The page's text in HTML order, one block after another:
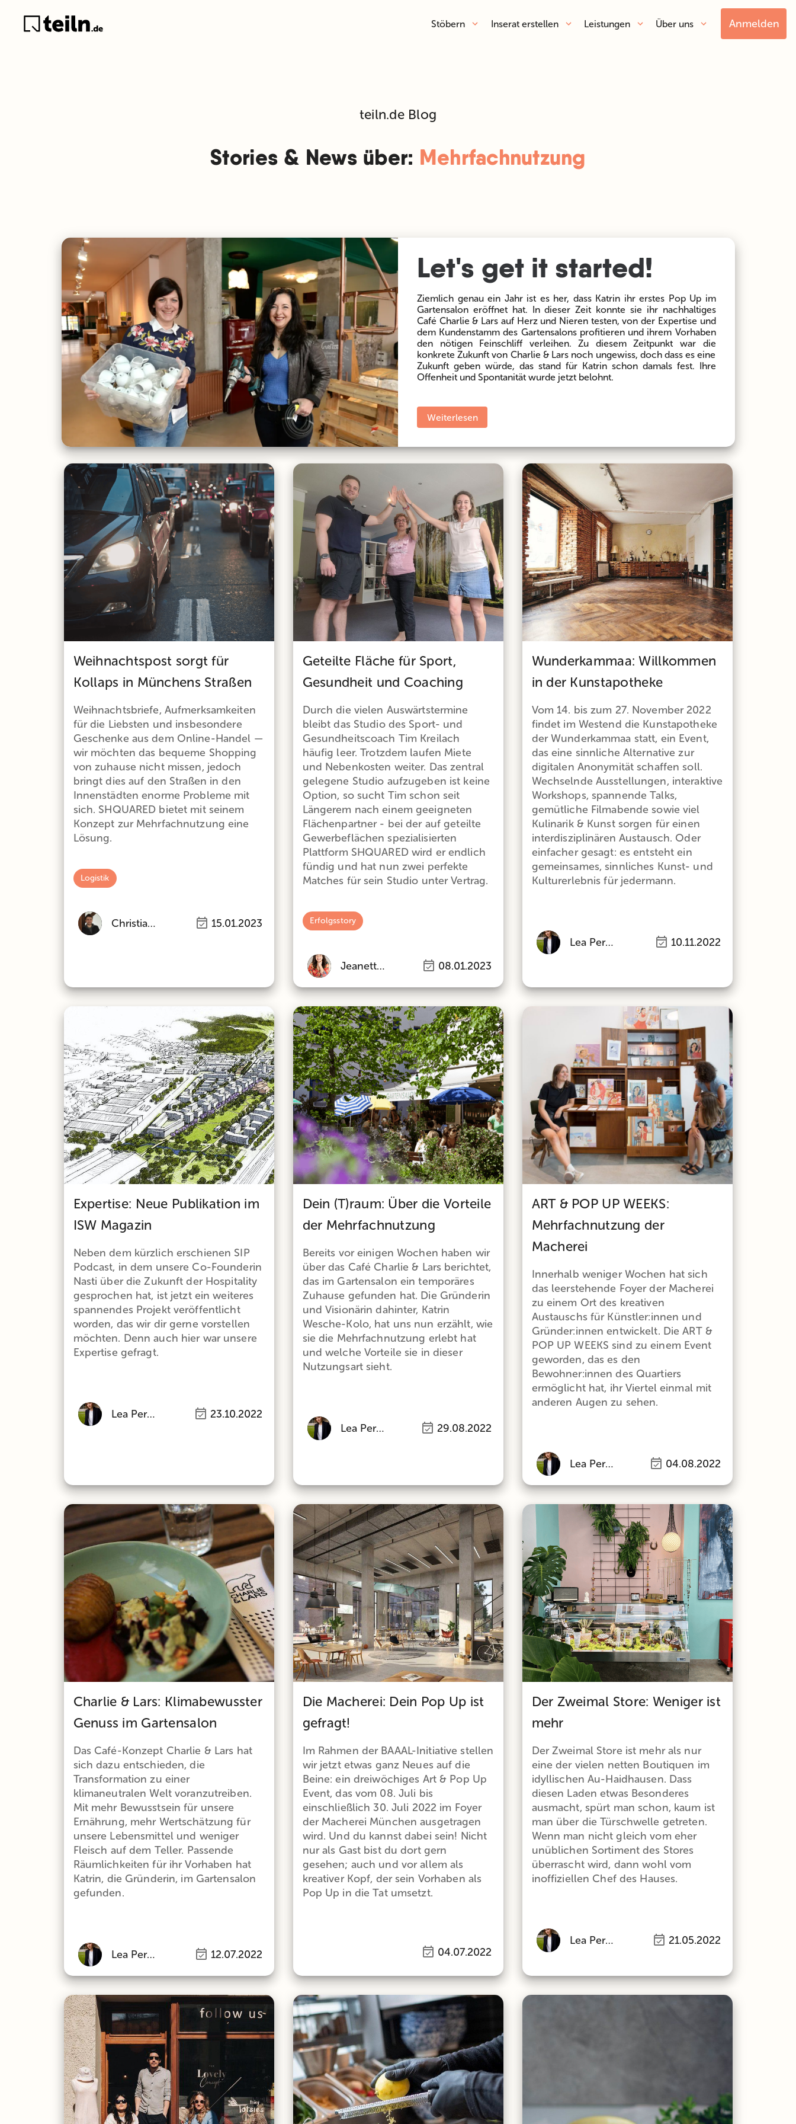
Stöbern Inserat erstellen Leistungen Über uns Anmelden
teiln.de Blog
Stories & News über: Mehrfachnutzung
Let's get it started!
Ziemlich genau ein Jahr ist es her, dass Katrin ihr erstes Pop Up im
Gartensalon eröffnet hat. In dieser Zeit konnte sie ihr nachhaltiges
Café Charlie & Lars auf Herz und Nieren testen, von der Expertise und
dem Kundenstamm des Gartensalons profitieren und ihrem Vorhaben
den nötigen Feinschliff verleihen. Zu diesem Zeitpunkt war die
konkrete Zukunft von Charlie & Lars noch ungewiss, doch dass es eine
Zukunft geben würde, das stand für Katrin schon damals fest. Ihre
Offenheit und Spontanität wurde jetzt belohnt.
Weiterlesen
Weihnachtspost sorgt für
Kollaps in Münchens Straßen
Weihnachtsbriefe, Aufmerksamkeiten
für die Liebsten und insbesondere
Geschenke aus dem Online-Handel —
wir möchten das bequeme Shopping
von zuhause nicht missen, jedoch
bringt dies auf den Straßen in den
Innenstädten enorme Probleme mit
sich. SHQUARED bietet mit seinem
Konzept zur Mehrfachnutzung eine
Lösung.
Logistik
Christian Kink 15.01.2023
Geteilte Fläche für Sport,
Gesundheit und Coaching
Durch die vielen Auswärtstermine
bleibt das Studio des Sport- und
Gesundheitscoach Tim Kreilach
häufig leer. Trotzdem laufen Miete
und Nebenkosten weiter. Das zentral
gelegene Studio aufzugeben ist keine
Option, so sucht Tim schon seit
Längerem nach einem geeigneten
Flächenpartner - bei der auf geteilte
Gewerbeflächen spezialisierten
Plattform SHQUARED wird er endlich
fündig und hat nun zwei perfekte
Matches für sein Studio unter Vertrag.
Erfolgsstory
Jeanette de Pauli 08.01.2023
Wunderkammaa: Willkommen
in der Kunstapotheke
Vom 14. bis zum 27. November 2022
findet im Westend die Kunstapotheke
der Wunderkammaa statt, ein Event,
das eine sinnliche Alternative zur
digitalen Anonymität schaffen soll.
Wechselnde Ausstellungen, interaktive
Workshops, spannende Talks,
gemütliche Filmabende sowie viel
Kulinarik & Kunst sorgen für einen
interdisziplinären Austausch. Oder
einfacher gesagt: es entsteht ein
gemeinsames, sinnliches Kunst- und
Kulturerlebnis für jedermann.
Lea Perlinger 10.11.2022
Expertise: Neue Publikation im
ISW Magazin
Neben dem kürzlich erschienen SIP
Podcast, in dem unsere Co-Founderin
Nasti über die Zukunft der Hospitality
gesprochen hat, ist jetzt ein weiteres
spannendes Projekt veröffentlicht
worden, das wir dir gerne vorstellen
möchten. Denn auch hier war unsere
Expertise gefragt.
Lea Perlinger 23.10.2022
Dein (T)raum: Über die Vorteile
der Mehrfachnutzung
Bereits vor einigen Wochen haben wir
über das Café Charlie & Lars berichtet,
das im Gartensalon ein temporäres
Zuhause gefunden hat. Die Gründerin
und Visionärin dahinter, Katrin
Wesche-Kolo, hat uns nun erzählt, wie
sie die Mehrfachnutzung erlebt hat
und welche Vorteile sie in dieser
Nutzungsart sieht.
Lea Perlinger 29.08.2022
ART & POP UP WEEKS:
Mehrfachnutzung der
Macherei
Innerhalb weniger Wochen hat sich
das leerstehende Foyer der Macherei
zu einem Ort des kreativen
Austauschs für Künstler:innen und
Gründer:innen entwickelt. Die ART &
POP UP WEEKS sind zu einem Event
geworden, das es den
Bewohner:innen des Quartiers
ermöglicht hat, ihr Viertel einmal mit
anderen Augen zu sehen.
Lea Perlinger 04.08.2022
Charlie & Lars: Klimabewusster
Genuss im Gartensalon
Das Café-Konzept Charlie & Lars hat
sich dazu entschieden, die
Transformation zu einer
klimaneutralen Welt voranzutreiben.
Mit mehr Bewusstsein für unsere
Ernährung, mehr Wertschätzung für
unsere Lebensmittel und weniger
Fleisch auf dem Teller. Passende
Räumlichkeiten für ihr Vorhaben hat
Katrin, die Gründerin, im Gartensalon
gefunden.
Lea Perlinger 12.07.2022
Die Macherei: Dein Pop Up ist
gefragt!
Im Rahmen der BAAAL-Initiative stellen
wir jetzt etwas ganz Neues auf die
Beine: ein dreiwöchiges Art & Pop Up
Event, das vom 08. Juli bis
einschließlich 30. Juli 2022 im Foyer
der Macherei München ausgetragen
wird. Und du kannst dabei sein! Nicht
nur als Gast bist du dort gern
gesehen; auch und vor allem als
kreativer Kopf, der sein Vorhaben als
Pop Up in die Tat umsetzt.
04.07.2022
Der Zweimal Store: Weniger ist
mehr
Der Zweimal Store ist mehr als nur
eine der vielen netten Boutiquen im
idyllischen Au-Haidhausen. Dass
diesen Laden etwas Besonderes
ausmacht, spürt man schon, kaum ist
man über die Türschwelle getreten.
Wenn man nicht gleich vom eher
unüblichen Sortiment des Stores
überrascht wird, dann wohl vom
inoffiziellen Chef des Hauses.
Lea Perlinger 21.05.2022